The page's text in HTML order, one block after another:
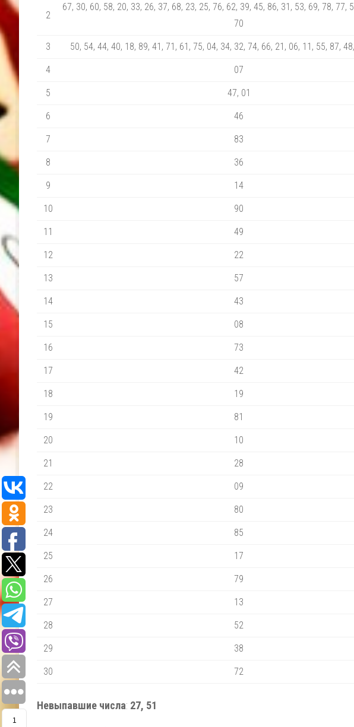
2
67, 30, 60, 58, 20, 33, 26, 37, 68, 23, 25, 76, 62, 39, 45, 86, 31, 53, 69, 78, 77,
70
3 50, 54, 44, 40, 18, 89, 41, 71, 61, 75, 04, 34, 32, 74, 66, 21, 06, 11, 55, 87,
4 07
5 47, 01
6 46
7 83
8 36
9 14
10 90
11 49
12 22
13 57
14 43
15 08
16 73
17 42
18 19
19 81
20 10
21 28
22 09
23 80
24 85
25 17
26 79
27 13
28 52
29 38
30 72
Невыпавшие числа: 27, 51
1